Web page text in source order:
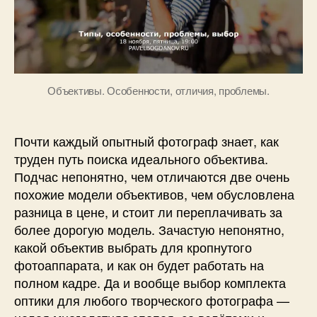
18
ноября,
19:00
Объективы. Особенности, отличия, проблемы.
Почти каждый опытный фотограф знает, как
труден путь поиска идеального объектива.
Подчас непонятно, чем отличаются две очень
похожие модели объективов, чем обусловлена
разница в цене, и стоит ли переплачивать за
более дорогую модель. Зачастую непонятно,
какой объектив выбрать для кропнутого
фотоаппарата, и как он будет работать на
полном кадре. Да и вообще выбор комплекта
оптики для любого творческого фотографа —